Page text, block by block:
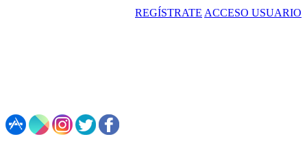
REGÍSTRATE ACCESO USUARIO